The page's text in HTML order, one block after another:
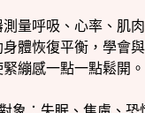
量呼吸、心率、肌
體恢復平衡，學會
繃感一點一點鬆開。